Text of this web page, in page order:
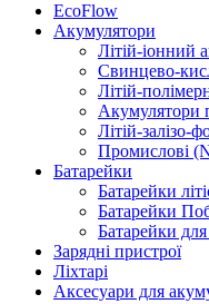
EcoFlow
Акумулятори
Літій-іонний
Свинцево-
Літій-
Акумулятори
Літій-
Промислові
Батарейки
Батарейки
Батарейки
Батарейки
Зарядні пристрої
Ліхтарі
Аксесуари для